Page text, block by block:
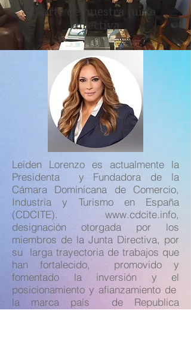
Parte de nuestra junta
directiva
Leiden Lorenzo es actualmente la
Presidenta y Fundadora de la
Cámara Dominicana de Comercio,
Industria y Turismo en España
(CDCITE). www.cdcite.info,
designación otorgada por los
miembros de la Junta Directiva, por
su larga trayectoria de trabajos que
han fortalecido, promovido y
fomentado la inversión y el
posicionamiento y afianzamiento de
la marca país de Republica